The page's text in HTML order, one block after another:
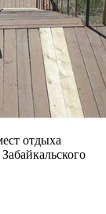
отдыха